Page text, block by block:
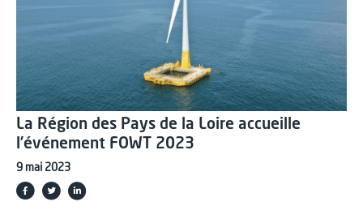
La Région des Pays de la Loire accueille
l’événement FOWT 2023
9 mai 2023